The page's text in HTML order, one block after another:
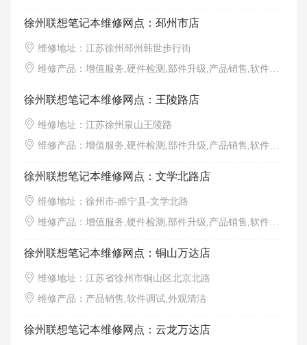
徐州联想笔记本维修网点：邳州市店
维修地址：江苏徐州邳州韩世步行街
维修产品：增值服务,硬件检测,部件升级,产品销售,软件调试,外观清洁
徐州联想笔记本维修网点：王陵路店
维修地址：江苏徐州泉山王陵路
维修产品：增值服务,硬件检测,部件升级,产品销售,软件调试,外观清洁
徐州联想笔记本维修网点：文学北路店
维修地址：徐州市-睢宁县-文学北路
维修产品：增值服务,硬件检测,部件升级,产品销售,软件调试,外观清洁
徐州联想笔记本维修网点：铜山万达店
维修地址：江苏省徐州市铜山区北京北路
维修产品：产品销售,软件调试,外观清洁
徐州联想笔记本维修网点：云龙万达店